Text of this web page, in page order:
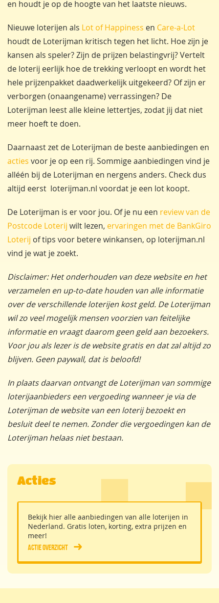
en houdt je op de hoogte van het laatste nieuws.
Nieuwe loterijen als Lot of Happiness en Care-a-Lot
houdt de Loterijman kritisch tegen het licht. Hoe zijn je
kansen als speler? Zijn de prijzen belastingvrij? Vertelt
de loterij eerlijk hoe de trekking verloopt en wordt het
hele prijzenpakket daadwerkelijk uitgekeerd? Of zijn er
verborgen (onaangename) verrassingen? De
Loterijman leest alle kleine lettertjes, zodat jij dat niet
meer hoeft te doen.
Daarnaast zet de Loterijman de beste aanbiedingen en
acties voor je op een rij. Sommige aanbiedingen vind je
alléén bij de Loterijman en nergens anders. Check dus
altijd eerst loterijman.nl voordat je een lot koopt.
De Loterijman is er voor jou. Of je nu een review van de
Postcode Loterij wilt lezen, ervaringen met de BankGiro
Loterij of tips voor betere winkansen, op loterijman.nl
vind je wat je zoekt.
Disclaimer: Het onderhouden van deze website en het
verzamelen en up-to-date houden van alle informatie
over de verschillende loterijen kost geld. De Loterijman
wil zo veel mogelijk mensen voorzien van feitelijke
informatie en vraagt daarom geen geld aan bezoekers.
Voor jou als lezer is de website gratis en dat zal altijd zo
blijven. Geen paywall, dat is beloofd!
In plaats daarvan ontvangt de Loterijman van sommige
loterijaanbieders een vergoeding wanneer je via de
Loterijman de website van een loterij bezoekt en
besluit deel te nemen. Zonder die vergoedingen kan de
Loterijman helaas niet bestaan.
Acties
Bekijk hier alle aanbiedingen van alle loterijen in
Nederland. Gratis loten, korting, extra prijzen en
meer!
Actie overzicht